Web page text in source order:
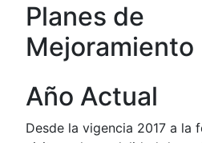
Planes de
Mejoramiento
Año Actual
Desde la vigencia 2017 a la